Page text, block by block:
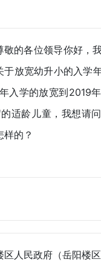
敬的各位领导你好，
于放宽幼升小的入学
入学的放宽到2019
适龄儿童，我想请
样的？
区人民政府（岳阳楼区